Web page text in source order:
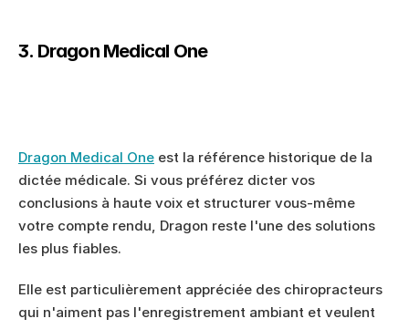
3. Dragon Medical One
Dragon Medical One est la référence historique de la
dictée médicale. Si vous préférez dicter vos
conclusions à haute voix et structurer vous-même
votre compte rendu, Dragon reste l'une des solutions
les plus fiables.
Elle est particulièrement appréciée des chiropracteurs
qui n'aiment pas l'enregistrement ambiant et veulent